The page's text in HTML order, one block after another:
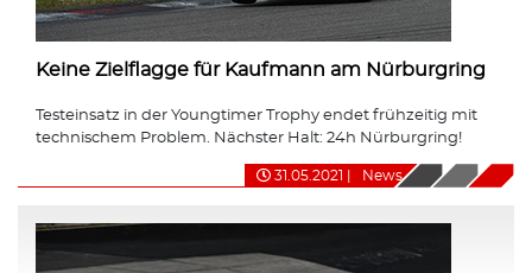
Keine Zielflagge für Kaufmann am Nürburgring
Testeinsatz in der Youngtimer Trophy endet frühzeitig mit
technischem Problem. Nächster Halt: 24h Nürburgring!
31.05.2021 News